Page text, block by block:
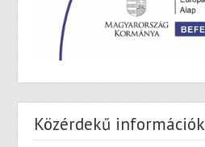
Közérdekű információk